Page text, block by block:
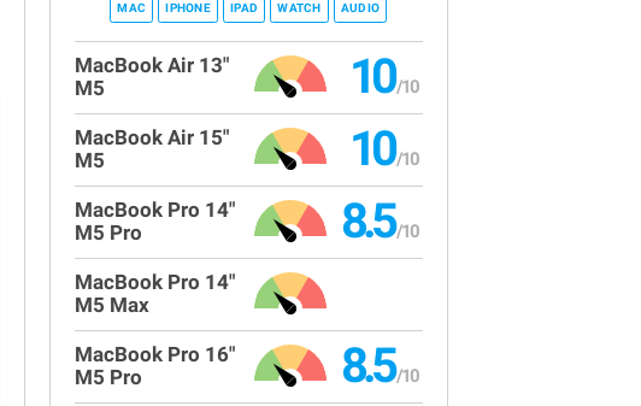
MAC IPHONE IPAD WATCH AUDIO
MacBook Air 13"
M5
10
MacBook Air 15"
M5
10
MacBook Pro 14"
M5 Pro
8.5
MacBook Pro 14"
M5 Max
MacBook Pro 16"
M5 Pro
8.5